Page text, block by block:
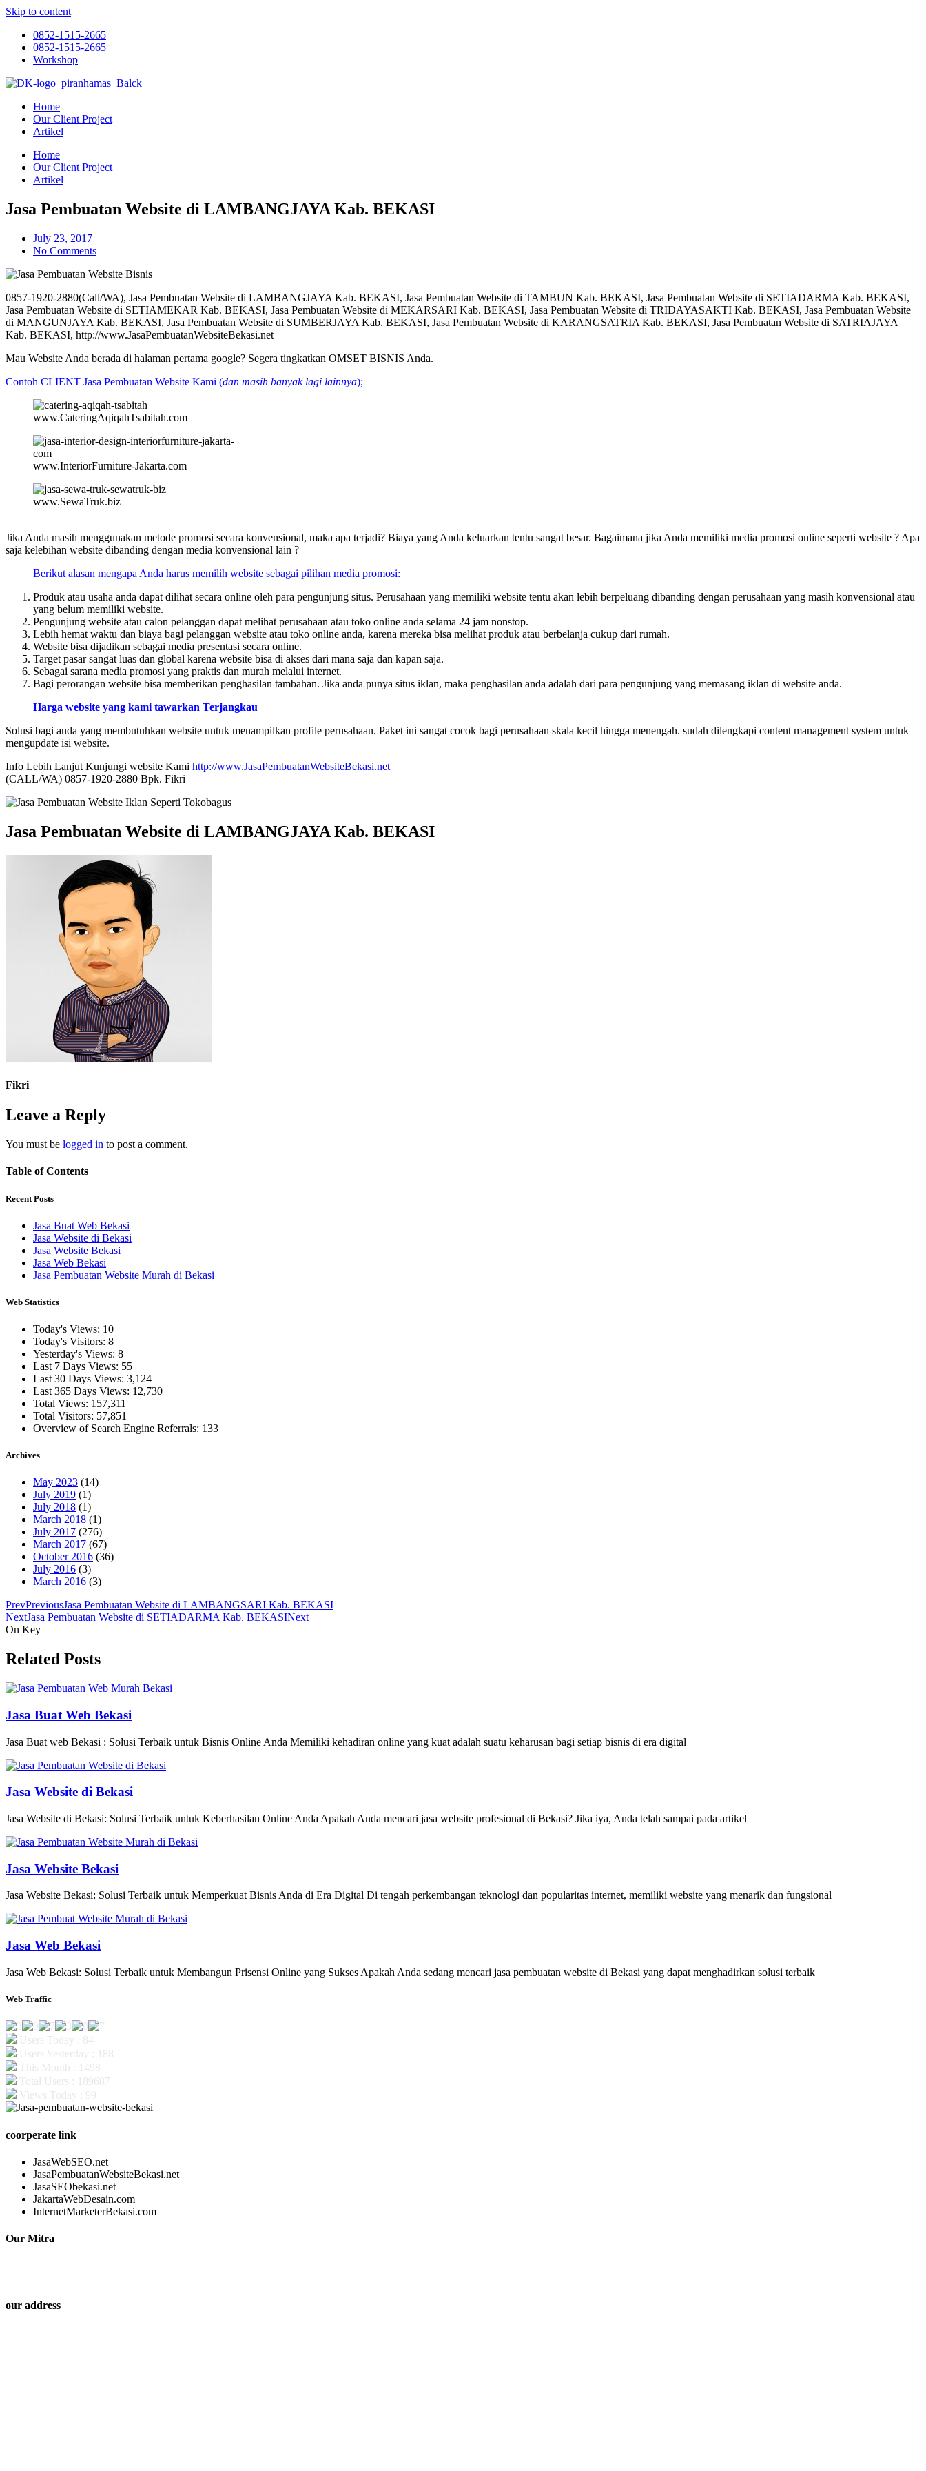
Skip to content
0852-1515-2665
0852-1515-2665
Workshop
Home
Our Client Project
Artikel
Home
Our Client Project
Artikel
Jasa Pembuatan Website di LAMBANGJAYA Kab. BEKASI
July 23, 2017
No Comments
0857-1920-2880(Call/WA), Jasa Pembuatan Website di LAMBANGJAYA Kab. BEKASI, Jasa Pembuatan Website di TAMBUN Kab. BEKASI, Jasa Pembuatan Website di SETIADARMA Kab. BEKASI,
Jasa Pembuatan Website di SETIAMEKAR Kab. BEKASI, Jasa Pembuatan Website di MEKARSARI Kab. BEKASI, Jasa Pembuatan Website di TRIDAYASAKTI Kab. BEKASI, Jasa Pembuatan Website
di MANGUNJAYA Kab. BEKASI, Jasa Pembuatan Website di SUMBERJAYA Kab. BEKASI, Jasa Pembuatan Website di KARANGSATRIA Kab. BEKASI, Jasa Pembuatan Website di SATRIAJAYA
Kab. BEKASI, http://www.JasaPembuatanWebsiteBekasi.net
Mau Website Anda berada di halaman pertama google? Segera tingkatkan OMSET BISNIS Anda.
Contoh CLIENT Jasa Pembuatan Website Kami (dan masih banyak lagi lainnya);
www.CateringAqiqahTsabitah.com
www.InteriorFurniture-Jakarta.com
www.SewaTruk.biz
Jika Anda masih menggunakan metode promosi secara konvensional, maka apa terjadi? Biaya yang Anda keluarkan tentu sangat besar. Bagaimana jika Anda memiliki media promosi online seperti website ? Apa
saja kelebihan website dibanding dengan media konvensional lain ?
Berikut alasan mengapa Anda harus memilih website sebagai pilihan media promosi:
Produk atau usaha anda dapat dilihat secara online oleh para pengunjung situs. Perusahaan yang memiliki website tentu akan lebih berpeluang dibanding dengan perusahaan yang masih konvensional atau
yang belum memiliki website.
Pengunjung website atau calon pelanggan dapat melihat perusahaan atau toko online anda selama 24 jam nonstop.
Lebih hemat waktu dan biaya bagi pelanggan website atau toko online anda, karena mereka bisa melihat produk atau berbelanja cukup dari rumah.
Website bisa dijadikan sebagai media presentasi secara online.
Target pasar sangat luas dan global karena website bisa di akses dari mana saja dan kapan saja.
Sebagai sarana media promosi yang praktis dan murah melalui internet.
Bagi perorangan website bisa memberikan penghasilan tambahan. Jika anda punya situs iklan, maka penghasilan anda adalah dari para pengunjung yang memasang iklan di website anda.
Harga website yang kami tawarkan Terjangkau
Solusi bagi anda yang membutuhkan website untuk menampilkan profile perusahaan. Paket ini sangat cocok bagi perusahaan skala kecil hingga menengah. sudah dilengkapi content management system untuk
mengupdate isi website.
Info Lebih Lanjut Kunjungi website Kami http://www.JasaPembuatanWebsiteBekasi.net
(CALL/WA) 0857-1920-2880 Bpk. Fikri
Jasa Pembuatan Website di LAMBANGJAYA Kab. BEKASI
Fikri
Leave a Reply
You must be logged in to post a comment.
Table of Contents
Recent Posts
Jasa Buat Web Bekasi
Jasa Website di Bekasi
Jasa Website Bekasi
Jasa Web Bekasi
Jasa Pembuatan Website Murah di Bekasi
Web Statistics
Today's Views: 10
Today's Visitors: 8
Yesterday's Views: 8
Last 7 Days Views: 55
Last 30 Days Views: 3,124
Last 365 Days Views: 12,730
Total Views: 157,311
Total Visitors: 57,851
Overview of Search Engine Referrals: 133
Archives
May 2023 (14)
July 2019 (1)
July 2018 (1)
March 2018 (1)
July 2017 (276)
March 2017 (67)
October 2016 (36)
July 2016 (3)
March 2016 (3)
PrevPreviousJasa Pembuatan Website di LAMBANGSARI Kab. BEKASI
NextJasa Pembuatan Website di SETIADARMA Kab. BEKASINext
On Key
Related Posts
Jasa Buat Web Bekasi
Jasa Buat web Bekasi : Solusi Terbaik untuk Bisnis Online Anda Memiliki kehadiran online yang kuat adalah suatu keharusan bagi setiap bisnis di era digital
Jasa Website di Bekasi
Jasa Website di Bekasi: Solusi Terbaik untuk Keberhasilan Online Anda Apakah Anda mencari jasa website profesional di Bekasi? Jika iya, Anda telah sampai pada artikel
Jasa Website Bekasi
Jasa Website Bekasi: Solusi Terbaik untuk Memperkuat Bisnis Anda di Era Digital Di tengah perkembangan teknologi dan popularitas internet, memiliki website yang menarik dan fungsional
Jasa Web Bekasi
Jasa Web Bekasi: Solusi Terbaik untuk Membangun Prisensi Online yang Sukses Apakah Anda sedang mencari jasa pembuatan website di Bekasi yang dapat menghadirkan solusi terbaik
Web Traffic
coorperate link
JasaWebSEO.net
JasaPembuatanWebsiteBekasi.net
JasaSEObekasi.net
JakartaWebDesain.com
InternetMarketerBekasi.com
Our Mitra
our address